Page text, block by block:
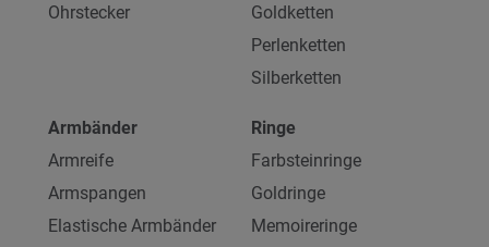
Ohrstecker
Goldketten
Perlenketten
Silberketten
Armbänder
Armreife
Armspangen
Elastische Armbänder
Ringe
Farbsteinringe
Goldringe
Memoireringe